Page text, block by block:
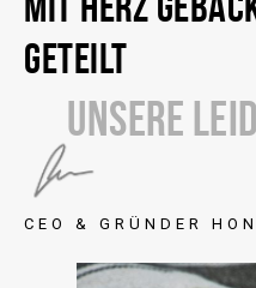
GETEILT
CEO & GRÜNDER
UNSERE